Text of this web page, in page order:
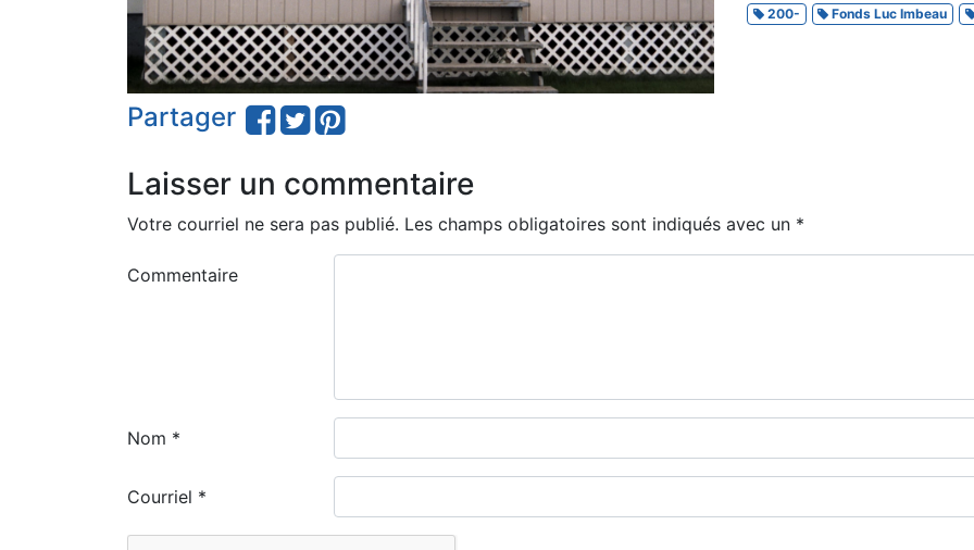
Partager
200- Fonds Luc Imbeau
Laisser un commentaire
Votre courriel ne sera pas publié. Les champs obligatoires sont indiqués avec un *
Commentaire
Nom *
Courriel *